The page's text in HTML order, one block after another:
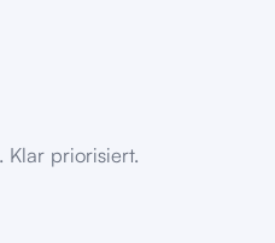
Klar priorisiert.